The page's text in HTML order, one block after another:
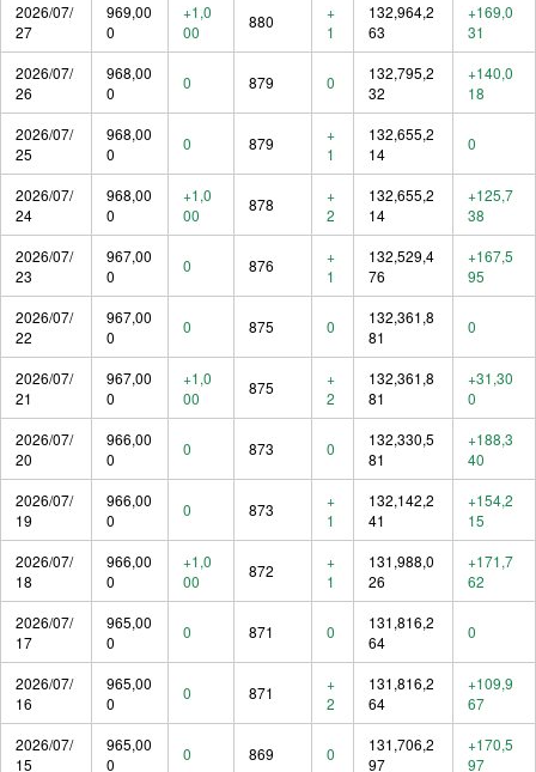
2026/07/
27
969,00
0
+1,0
00
880
+
1
132,964,2
63
+169,0
31
2026/07/
26
968,00
0
0 879 0
132,795,2
32
+140,0
18
2026/07/
25
968,00
0
0 879
+
1
132,655,2
14
0
2026/07/
24
968,00
0
+1,0
00
878
+
2
132,655,2
14
+125,7
38
2026/07/
23
967,00
0
0 876
+
1
132,529,4
76
+167,5
95
2026/07/
22
967,00
0
0 875 0
132,361,8
81
0
2026/07/
21
967,00
0
+1,0
00
875
+
2
132,361,8
81
+31,30
0
2026/07/
20
966,00
0
0 873 0
132,330,5
81
+188,3
40
2026/07/
19
966,00
0
0 873
+
1
132,142,2
41
+154,2
15
2026/07/
18
966,00
0
+1,0
00
872
+
1
131,988,0
26
+171,7
62
2026/07/
17
965,00
0
0 871 0
131,816,2
64
0
2026/07/
16
965,00
0
0 871
+
2
131,816,2
64
+109,9
67
2026/07/
15
965,00
0
0 869 0
131,706,2
97
+170,5
97